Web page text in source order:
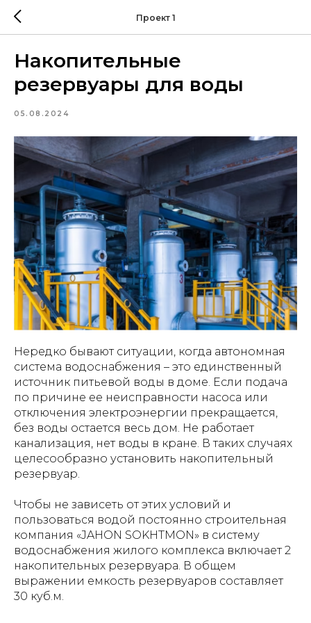
Проект 1
Накопительные
резервуары для воды
05.08.2024
Нередко бывают ситуации, когда автономная
система водоснабжения – это единственный
источник питьевой воды в доме. Если подача
по причине ее неисправности насоса или
отключения электроэнергии прекращается,
без воды остается весь дом. Не работает
канализация, нет воды в кране. В таких случаях
целесообразно установить накопительный
резервуар.
Чтобы не зависеть от этих условий и
пользоваться водой постоянно строительная
компания «JAHON SOKHTMON» в систему
водоснабжения жилого комплекса включает 2
накопительных резервуара. В общем
выражении емкость резервуаров составляет
30 куб.м.